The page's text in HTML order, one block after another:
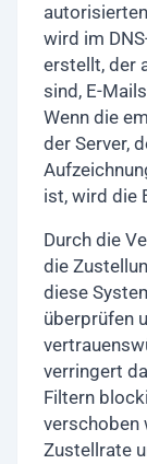
wird im
erstellt, der
sind, E-
Wenn die
der Server,
ist, wird die
Durch die
die
diese
überprüfen
verringert
Filtern
verschoben
Zustellrate